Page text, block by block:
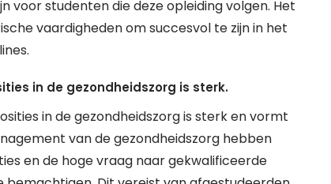
voor studenten die deze opleiding volgen. Het
vaardigheden om succesvol te zijn in het
in de gezondheidszorg is sterk.
in de gezondheidszorg is sterk en vormt
van de gezondheidszorg hebben
en de hoge vraag naar gekwalificeerde